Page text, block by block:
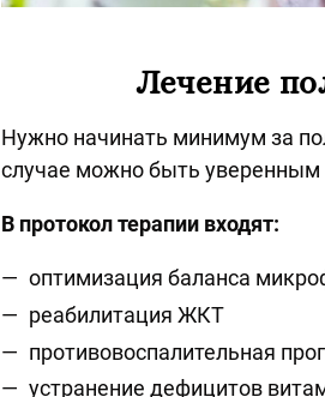
Лечение
Нужно начинать минимум за
случае можно быть
В протокол терапии входят:
оптимизация баланса
реабилитация ЖКТ
противовоспалительная
устранение дефицитов